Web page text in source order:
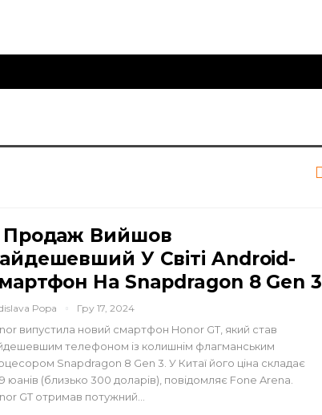
Вийшов
У Світі Android-
На Snapdragon 8 Gen 3
Popa Гру 17, 2024
випустила новий смартфон Honor GT, який став
телефоном із колишнім флагманським
Snapdragon 8 Gen 3. У Китаї його ціна складає
юанів (близько 300 доларів), повідомляє Fone Arena.
GT отримав потужний…